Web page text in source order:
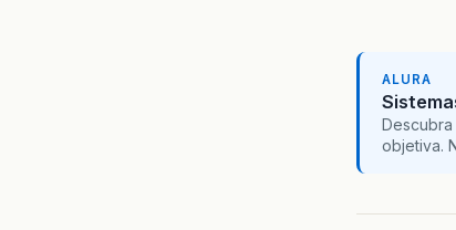
ALURA
objetiva.